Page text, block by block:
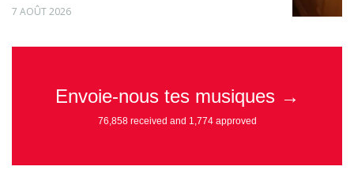
7 AOÛT 2026